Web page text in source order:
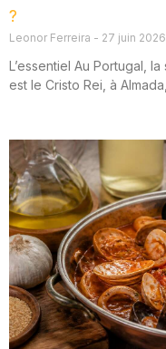
?
Leonor Ferreira 27 juin 2026
L’essentiel Au Portugal,
est le Cristo Rei, à Almada,